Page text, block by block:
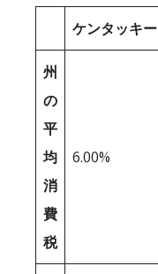
ケンタッキー
州
の
平
均
消
費
税
6.00%